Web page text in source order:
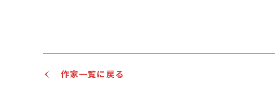
作家一覧に戻る